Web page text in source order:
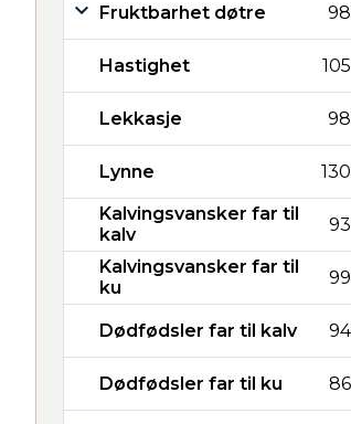
Fruktbarhet døtre 98
Hastighet 105
Lekkasje 98
Lynne 130
Kalvingsvansker far til
kalv
93
Kalvingsvansker far til
ku
99
Dødfødsler far til kalv 94
Dødfødsler far til ku 86